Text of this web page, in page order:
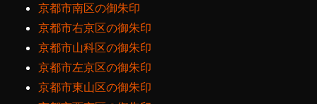
京都市南区の御朱印
京都市右京区の御朱印
京都市山科区の御朱印
京都市左京区の御朱印
京都市東山区の御朱印